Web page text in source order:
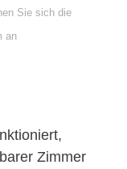
Sie sich die
an
Zimmer